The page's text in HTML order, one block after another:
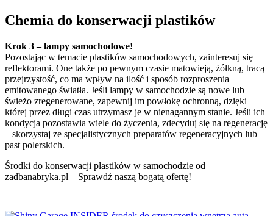
Chemia do konserwacji plastików
Krok 3 – lampy samochodowe!
Pozostając w temacie plastików samochodowych, zainteresuj się
reflektorami. One także po pewnym czasie matowieją, żółkną, tracą
przejrzystość, co ma wpływ na ilość i sposób rozproszenia
emitowanego światła. Jeśli lampy w samochodzie są nowe lub
świeżo zregenerowane, zapewnij im powłokę ochronną, dzięki
której przez długi czas utrzymasz je w nienagannym stanie. Jeśli ich
kondycja pozostawia wiele do życzenia, zdecyduj się na regenerację
– skorzystaj ze specjalistycznych preparatów regeneracyjnych lub
past polerskich.
Środki do konserwacji plastików w samochodzie od
zadbanabryka.pl – Sprawdź naszą bogatą ofertę!